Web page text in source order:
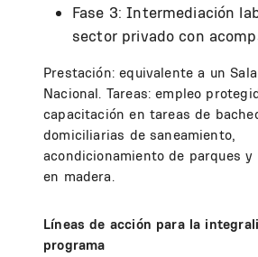
Fase 3: Intermediación
sector privado con
Prestación: equivalente a un
Nacional. Tareas: empleo
capacitación en tareas de
domiciliarias de saneamiento,
acondicionamiento de parques y
en madera.
Líneas de acción para la
programa